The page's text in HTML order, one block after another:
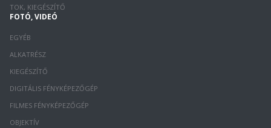
TOK, KIEGÉSZÍTŐ
FOTÓ, VIDEÓ
EGYÉB
ALKATRÉSZ
KIEGÉSZÍTŐ
DIGITÁLIS FÉNYKÉPEZŐGÉP
FILMES FÉNYKÉPEZŐGÉP
OBJEKTÍV